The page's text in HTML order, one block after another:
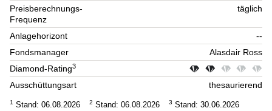
Preisberechnungs-
Frequenz
täglich
Anlagehorizont
--
Fondsmanager
Alasdair Ross
Diamond-Rating3
Ausschüttungsart thesaurierend
1 Stand: 06.08.2026 2 Stand: 06.08.2026 3 Stand: 30.06.2026